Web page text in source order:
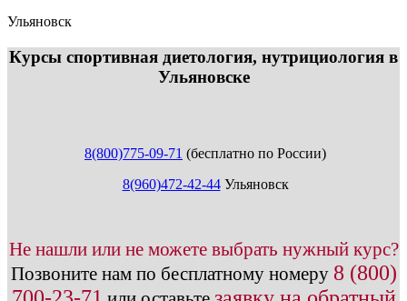
Ульяновск
Курсы спортивная диетология, нутрициология в
Ульяновске
8(800)775-09-71 (бесплатно по России)
8(960)472-42-44Ульяновск
Не нашли или не можете выбрать нужный курс?
Позвоните нам по бесплатному номеру 8 (800)